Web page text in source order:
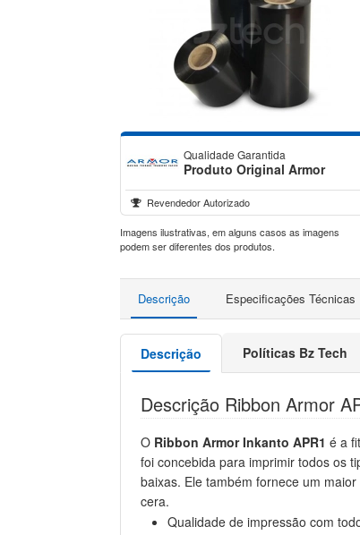
Qualidade Garantida
Produto Original Armor
Revendedor Autorizado
Imagens ilustrativas, em alguns casos as imagens
podem ser diferentes dos produtos.
Descrição Especificações Técnicas
Descrição Políticas Bz Tech
Descrição Ribbon Armor
O Ribbon Armor Inkanto APR1 é a
foi concebida para imprimir todos os
baixas. Ele também fornece um
cera.
Qualidade de impressão com